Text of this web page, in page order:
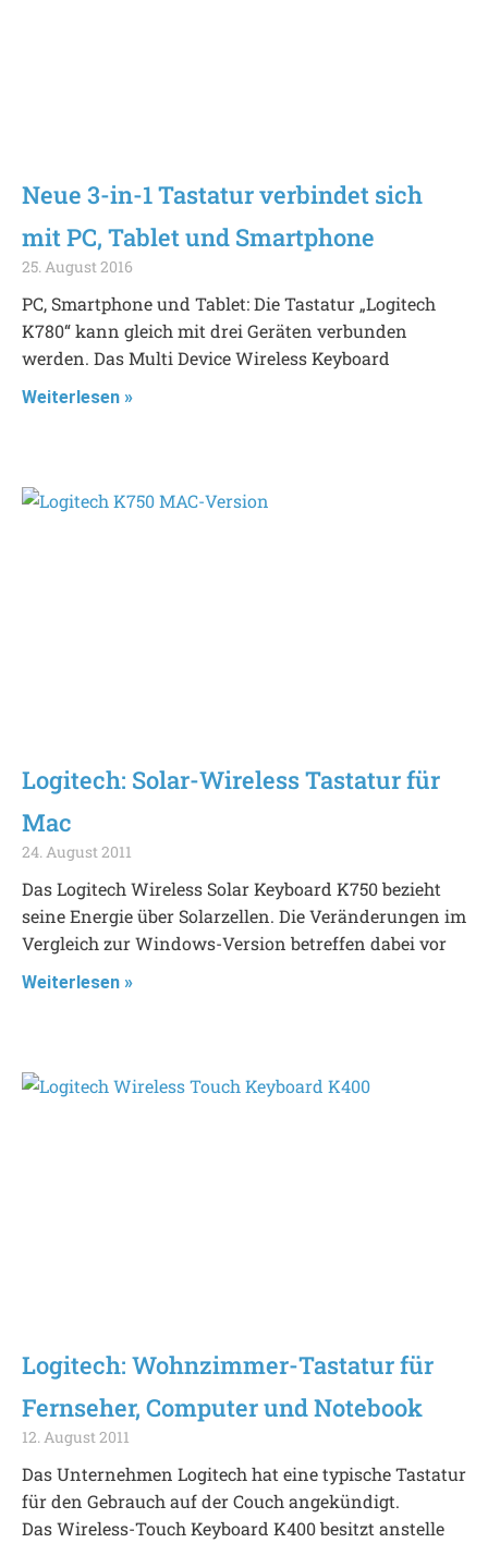
Neue 3-in-1 Tastatur verbindet sich
mit PC, Tablet und Smartphone
25. August 2016
PC, Smartphone und Tablet: Die Tastatur „Logitech
K780“ kann gleich mit drei Geräten verbunden
werden. Das Multi Device Wireless Keyboard
Weiterlesen »
Logitech: Solar-Wireless Tastatur für
Mac
24. August 2011
Das Logitech Wireless Solar Keyboard K750 bezieht
seine Energie über Solarzellen. Die Veränderungen im
Vergleich zur Windows-Version betreffen dabei vor
Weiterlesen »
Logitech: Wohnzimmer-Tastatur für
Fernseher, Computer und Notebook
12. August 2011
Das Unternehmen Logitech hat eine typische Tastatur
für den Gebrauch auf der Couch angekündigt.
Das Wireless-Touch Keyboard K400 besitzt anstelle